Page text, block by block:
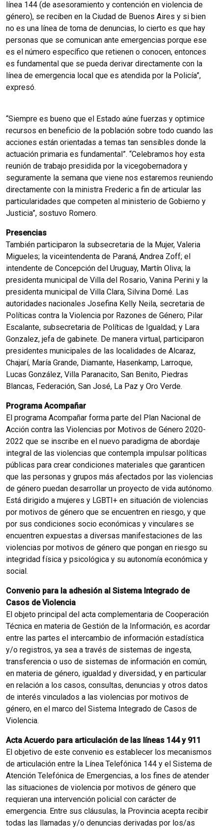
línea 144 (de asesoramiento y contención en violencia de
género), se reciben en la Ciudad de Buenos Aires y si bien
no es una línea de toma de denuncias, lo cierto es que hay
personas que se comunican ante emergencias porque ese
es el número específico que retienen o conocen, entonces
es fundamental que se pueda derivar directamente con la
línea de emergencia local que es atendida por la Policía”,
expresó.
“Siempre es bueno que el Estado aúne fuerzas y optimice
recursos en beneficio de la población sobre todo cuando las
acciones están orientadas a temas tan sensibles donde la
actuación primaria es fundamental”. “Celebramos hoy esta
reunión de trabajo presidida por la vicegobernadora y
seguramente la semana que viene nos estaremos reuniendo
directamente con la ministra Frederic a fin de articular las
particularidades que competen al ministerio de Gobierno y
Justicia”, sostuvo Romero.
Presencias
También participaron la subsecretaria de la Mujer, Valeria
Migueles; la viceintendenta de Paraná, Andrea Zoff; el
intendente de Concepción del Uruguay, Martín Oliva; la
presidenta municipal de Villa del Rosario, Vanina Perini y la
presidenta municipal de Villa Clara, Silvina Domé. Las
autoridades nacionales Josefina Kelly Neila, secretaria de
Políticas contra la Violencia por Razones de Género; Pilar
Escalante, subsecretaria de Políticas de Igualdad; y Lara
Gonzalez, jefa de gabinete. De manera virtual, participaron
presidentes municipales de las localidades de Alcaraz,
Chajarí, María Grande, Diamante, Hasenkamp, Larroque,
Lucas González, Villa Paranacito, San Benito, Piedras
Blancas, Federación, San José, La Paz y Oro Verde.
Programa Acompañar
El programa Acompañar forma parte del Plan Nacional de
Acción contra las Violencias por Motivos de Género 2020-
2022 que se inscribe en el nuevo paradigma de abordaje
integral de las violencias que contempla impulsar políticas
públicas para crear condiciones materiales que garanticen
que las personas y grupos más afectados por las violencias
de género puedan desarrollar un proyecto de vida autónomo.
Está dirigido a mujeres y LGBTI+ en situación de violencias
por motivos de género que se encuentren en riesgo, y que
por sus condiciones socio económicas y vinculares se
encuentren expuestas a diversas manifestaciones de las
violencias por motivos de género que pongan en riesgo su
integridad física y psicológica y su autonomía económica y
social.
Convenio para la adhesión al Sistema Integrado de
Casos de Violencia
El objeto principal del acta complementaria de Cooperación
Técnica en materia de Gestión de la Información, es acordar
entre las partes el intercambio de información estadística
y/o registros, ya sea a través de sistemas de ingesta,
transferencia o uso de sistemas de información en común,
en materia de género, igualdad y diversidad, y en particular
en relación a los casos, consultas, denuncias y otros datos
de interés vinculados a las violencias por motivos de
género, en el marco del Sistema Integrado de Casos de
Violencia.
Acta Acuerdo para articulación de las líneas 144 y 911
El objetivo de este convenio es establecer los mecanismos
de articulación entre la Línea Telefónica 144 y el Sistema de
Atención Telefónica de Emergencias, a los fines de atender
las situaciones de violencia por motivos de género que
requieran una intervención policial con carácter de
emergencia. Entre sus cláusulas, la Provincia acepta recibir
todas las llamadas y/o denuncias derivadas por los/as